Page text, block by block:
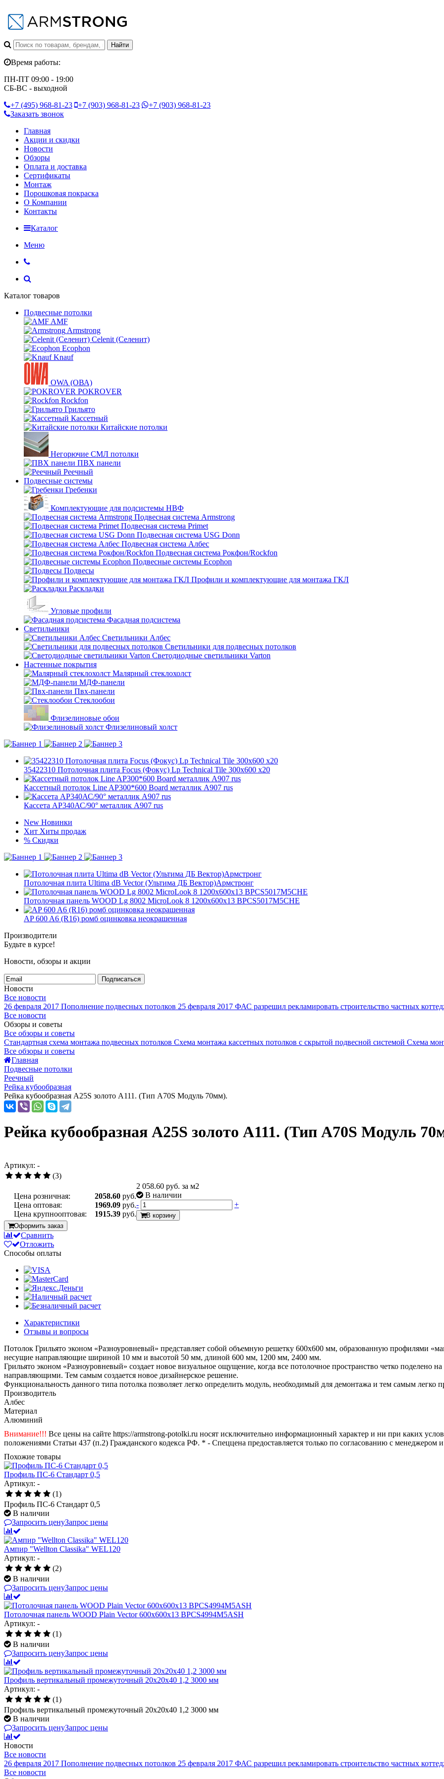
Время работы:
ПН-ПТ 09:00 - 19:00
СБ-ВС - выходной
+7 (495) 968-81-23 +7 (903) 968-81-23 +7 (903) 968-81-23
Заказать звонок
Главная
Акции и скидки
Новости
Обзоры
Оплата и доставка
Сертификаты
Монтаж
Порошковая покраска
О Компании
Контакты
Каталог
Меню
Каталог товаров
Подвесные потолки
AMF
Armstrong
Celenit (Селенит)
Ecophon
Knauf
OWA (ОВА)
POKROVER
Rockfon
Грильято
Кассетный
Китайские потолки
Негорючие СМЛ потолки
ПВХ панели
Реечный
Подвесные системы
Гребенки
Комплектующие для подсистемы НВФ
Подвесная система Armstrong
Подвесная система Primet
Подвесная система USG Donn
Подвесная система Албес
Подвесная система Рокфон/Rockfon
Подвесные системы Ecophon
Подвесы
Профили и комплектующие для монтажа ГКЛ
Раскладки
Угловые профили
Фасадная подсистема
Светильники
Светильники Албес
Светильники для подвесных потолков
Светодиодные светильники Varton
Настенные покрытия
Малярный стеклохолст
МДФ-панели
Пвх-панели
Стеклообои
Флизелиновые обои
Флизелиновый холст
35422310 Потолочная плита Focus (Фокус) Lp Technical Tile 300x600 x20
Кассетный потолок Line AP300*600 Board металлик А907 rus
Кассета AP340АС/90° металлик А907 rus
New Новинки
Хит Хиты продаж
% Скидки
Потолочная плита Ultima dB Vector (Ультима ДБ Вектор)Армстронг
Потолочная панель WOOD Lg 8002 MicroLook 8 1200x600x13 BPCS5017M5CHE
AP 600 A6 (R16) ромб оцинковка неокрашенная
Производители
Будьте в курсе!
Новости, обзоры и акции
Подписаться
Новости
Все новости
26 февраля 2017 Пополнение подвесных потолков 25 февраля 2017 ФАС разрешил рекламировать строительство частных
Все новости
Обзоры и советы
Все обзоры и советы
Стандартная схема монтажа подвесных потолков Схема монтажа кассетных потолков с скрытой подвесной системой Схема
Все обзоры и советы
Главная
Подвесные потолки
Реечный
Рейка кубообразная
Рейка кубообразная A25S золото А111. (Тип A70S Модуль 70мм).
Рейка кубообразная A25S золото А111. (Тип A70S Модуль
Артикул: -
(3)
Цена розничная: 2058.60 руб.
Цена оптовая:
1969.09 руб.
Цена крупнооптовая:
1915.39 руб.
2 058.60 руб. за м2
В наличии
-
+
В корзину
Оформить заказ
Сравнить
Отложить
Способы оплаты
Характеристики
Отзывы и вопросы
Потолок Грильято эконом «Разноуровневый» представляет собой объемную решетку 600х600 мм, образованную профилями
несущие направляющие шириной 10 мм и высотой 50 мм, длиной 600 мм, 1200 мм, 2400 мм.
Грильято эконом «Разноуровневый» создает новое визуальное ощущение, когда все потолочное пространство четко
направляющими. Тем самым создается новое дизайнерское решение.
Функциональность данного типа потолка позволяет легко определить модуль, необходимый для демонтажа и тем самым легко
Производитель
Албес
Материал
Алюминий
Внимание!!! Все цены на сайте https://armstrong-potolki.ru носят исключительно информационный характер и ни при каких
положениями Статьи 437 (п.2) Гражданского кодекса РФ. * - Спеццена предоставляется только по согласованию с менеджером
Похожие товары
Профиль ПС-6 Стандарт 0,5
Артикул: -
(1)
Профиль ПС-6 Стандарт 0,5
В наличии
Запросить ценуЗапрос цены
Ампир "Wellton Classika" WEL120
Артикул: -
(2)
В наличии
Запросить ценуЗапрос цены
Потолочная панель WOOD Plain Vector 600x600x13 BPCS4994M5ASH
Артикул: -
(1)
В наличии
Запросить ценуЗапрос цены
Профиль вертикальный промежуточный 20х20х40 1,2 3000 мм
Артикул: -
(1)
Профиль вертикальный промежуточный 20х20х40 1,2 3000 мм
В наличии
Запросить ценуЗапрос цены
Новости
Все новости
26 февраля 2017 Пополнение подвесных потолков 25 февраля 2017 ФАС разрешил рекламировать строительство частных
Все новости